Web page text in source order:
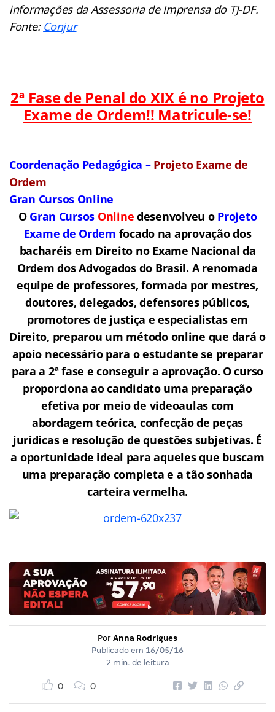
informações da Assessoria de Imprensa do TJ-DF.
Fonte: Conjur
2ª Fase de Penal do XIX é no Projeto
Exame de Ordem!! Matricule-se!
Coordenação Pedagógica – Projeto Exame de
Ordem
Gran Cursos Online
O Gran Cursos Online desenvolveu o Projeto
Exame de Ordem focado na aprovação dos
bacharéis em Direito no Exame Nacional da
Ordem dos Advogados do Brasil. A renomada
equipe de professores, formada por mestres,
doutores, delegados, defensores públicos,
promotores de justiça e especialistas em
Direito, preparou um método online que dará o
apoio necessário para o estudante se preparar
para a 2ª fase e conseguir a aprovação. O curso
proporciona ao candidato uma preparação
efetiva por meio de videoaulas com
abordagem teórica, confecção de peças
jurídicas e resolução de questões subjetivas. É
a oportunidade ideal para aqueles que buscam
uma preparação completa e a tão sonhada
carteira vermelha.
Por Anna Rodrigues
Publicado em 16/05/16
2 min. de leitura
0 0